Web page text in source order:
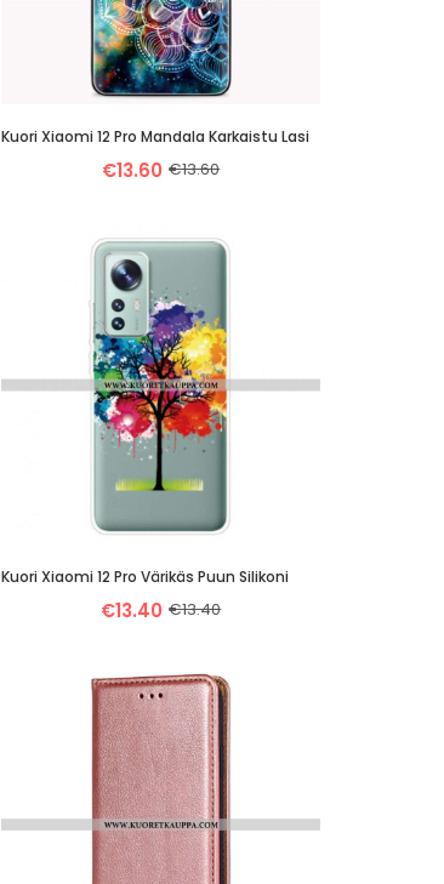
Kuori Xiaomi 12 Pro Mandala Karkaistu Lasi
€13.60 €13.60
Kuori Xiaomi 12 Pro Värikäs Puun Silikoni
€13.40 €13.40